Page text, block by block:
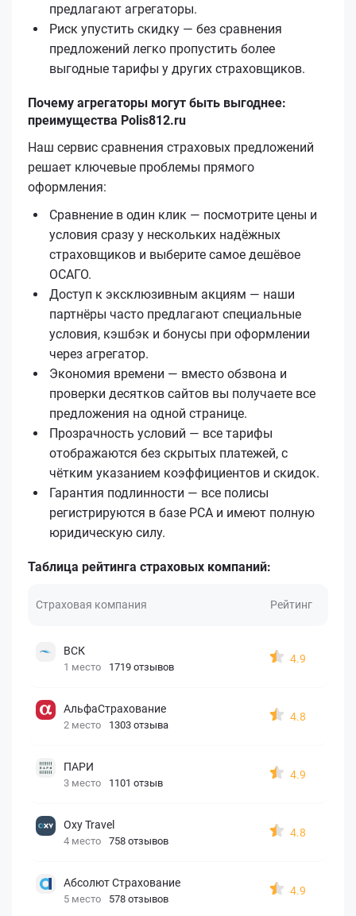
предлагают агрегаторы.
Риск упустить скидку — без сравнения
предложений легко пропустить более
выгодные тарифы у других страховщиков.
Почему агрегаторы могут быть выгоднее:
преимущества Polis812.ru
Наш сервис сравнения страховых предложений
решает ключевые проблемы прямого
оформления:
Сравнение в один клик — посмотрите цены и
условия сразу у нескольких надёжных
страховщиков и выберите самое дешёвое
ОСАГО.
Доступ к эксклюзивным акциям — наши
партнёры часто предлагают специальные
условия, кэшбэк и бонусы при оформлении
через агрегатор.
Экономия времени — вместо обзвона и
проверки десятков сайтов вы получаете все
предложения на одной странице.
Прозрачность условий — все тарифы
отображаются без скрытых платежей, с
чётким указанием коэффициентов и скидок.
Гарантия подлинности — все полисы
регистрируются в базе РСА и имеют полную
юридическую силу.
Таблица рейтинга страховых компаний:
Страховая компания Рейтинг
ВСК
1 место 1719 отзывов
4.9
АльфаСтрахование
2 место 1303 отзыва
4.8
ПАРИ
3 место 1101 отзыв
4.9
Oxy Travel
4 место 758 отзывов
4.8
Абсолют Страхование
5 место 578 отзывов
4.9